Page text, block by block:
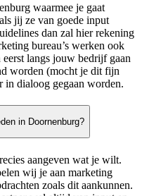
waarmee je gaat
jij ze van goede input
dan zal hier rekening
bureau’s werken ook
langs jouw bedrijf gaan
worden (mocht je dit fijn
dialoog gegaan worden.
in Doornenburg?
aangeven wat je wilt.
wij je aan marketing
zoals dit aankunnen.